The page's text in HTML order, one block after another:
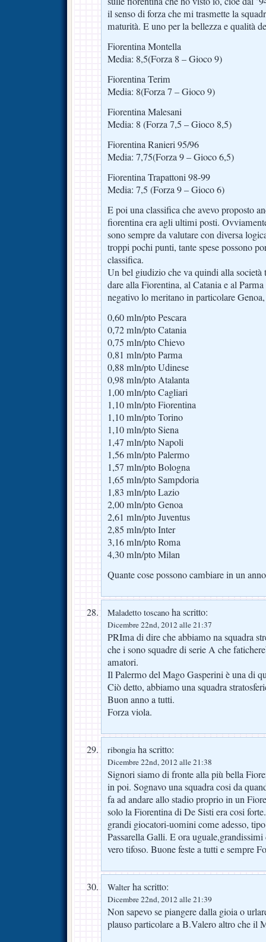
il senso di forza che mi trasmette la
maturità. E uno per la bellezza e qualità
Fiorentina Montella
Media: 8,5(Forza 8 – Gioco 9)
Fiorentina Terim
Media: 8(Forza 7 – Gioco 9)
Fiorentina Malesani
Media: 8 (Forza 7,5 – Gioco 8,5)
Fiorentina Ranieri 95/96
Media: 7,75(Forza 9 – Gioco 6,5)
Fiorentina Trapattoni 98-99
Media: 7,5 (Forza 9 – Gioco 6)
E poi una classifica che avevo proposto
fiorentina era agli ultimi posti.
sono sempre da valutare con diversa
troppi pochi punti, tante spese possono
classifica.
Un bel giudizio che va quindi alla società
dare alla Fiorentina, al Catania e al
negativo lo meritano in particolare
0,60 mln/pto Pescara
0,72 mln/pto Catania
0,75 mln/pto Chievo
0,81 mln/pto Parma
0,88 mln/pto Udinese
0,98 mln/pto Atalanta
1,00 mln/pto Cagliari
1,10 mln/pto Fiorentina
1,10 mln/pto Torino
1,10 mln/pto Siena
1,47 mln/pto Napoli
1,56 mln/pto Palermo
1,57 mln/pto Bologna
1,65 mln/pto Sampdoria
1,83 mln/pto Lazio
2,00 mln/pto Genoa
2,61 mln/pto Juventus
2,85 mln/pto Inter
3,16 mln/pto Roma
4,30 mln/pto Milan
Quante cose possono cambiare in un
Maladetto toscano ha scritto:
Dicembre 22nd, 2012 alle 21:37
PRIma di dire che abbiamo na squadra
che i sono squadre di serie A che
amatori.
Il Palermo del Mago Gasperini è una di
Ciò detto, abbiamo una squadra
Buon anno a tutti.
Forza viola.
ribongiaha scritto:
Dicembre 22nd, 2012 alle 21:38
Signori siamo di fronte alla più bella
in poi. Sognavo una squadra cosi da
fa ad andare allo stadio proprio in un
solo la Fiorentina di De Sisti era cosi
grandi giocatori-uomini come adesso,
Passarella Galli. E ora
vero tifoso. Buone feste a tutti e sempre
Walter ha scritto:
Dicembre 22nd, 2012 alle 21:39
Non sapevo se piangere dalla gioia o
plauso particolare a B.Valero altro che il